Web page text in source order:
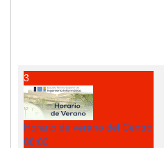
3
Horario de verano del Centro
08:00